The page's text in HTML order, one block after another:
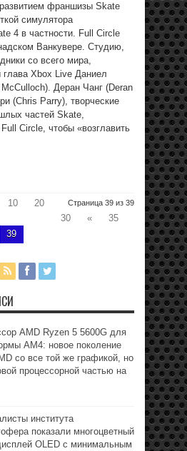
франшизы Skate
симулятора
4 в частности. Full Circle
Ванкувере. Студию,
со всего мира,
Xbox Live Даниел
Деран Чанг (Deran
(Chris Parry), творческие
частей Skate,
Circle, чтобы «возглавить
Страница 39 из 39
10
20
30
«
35
39
AMD Ryzen 5 5600G для
АМ4: новое поколение
со все той же графикой, но
процессорной частью на
института
показали многоцветный
OLED с минимальным